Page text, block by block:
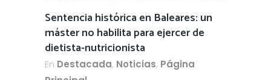
Sentencia histórica en Baleares: un
máster no habilita para ejercer de
dietista-nutricionista
En Destacada, Noticias, Página